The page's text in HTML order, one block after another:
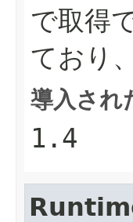
で取得
ており
導入され
1.4